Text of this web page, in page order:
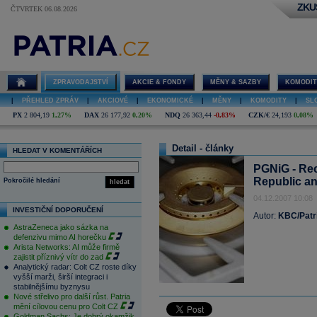
ČTVRTEK 06.08.2026
ZPRAVODAJSTVÍ AKCIE & FONDY MĚNY & SAZBY
PŘEHLED ZPRÁV AKCIOVÉ EKONOMICKÉ MĚNY KOMODITY
PX 2 804,19 1,27% DAX 26 177,92 0,20% NDQ 26 363,44 -0,83% CZK/€ 24,193 0,08%
HLEDAT V KOMENTÁŘÍCH
hledat
Pokročilé hledání
INVESTIČNÍ DOPORUČENÍ
AstraZeneca jako sázka na
defenzivu mimo AI horečku
Arista Networks: AI může firmě
zajistit příznivý vítr do zad
Analytický radar: Colt CZ roste díky
vyšší marži, širší integraci i
stabilnějšímu byznysu
Nové střelivo pro další růst. Patria
mění cílovou cenu pro Colt CZ
Detail - články
PGNiG -
Republic
04.12.2007 10:08
Autor: KBC/